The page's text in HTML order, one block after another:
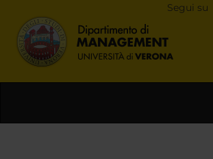
Segui su